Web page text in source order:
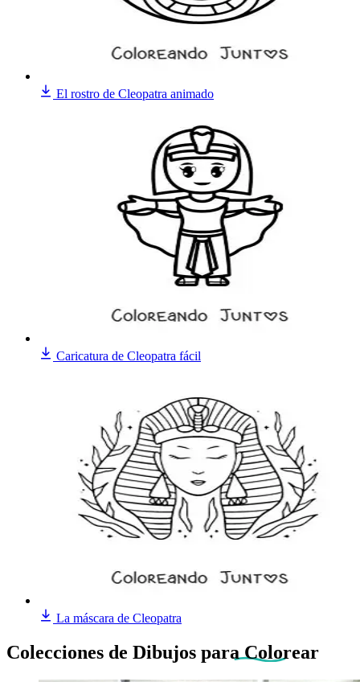
El rostro de Cleopatra animado
Caricatura de Cleopatra fácil
La máscara de Cleopatra
Colecciones de Dibujos para Colorear